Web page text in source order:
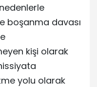
boşanma davası
kişi olarak
yolu olarak